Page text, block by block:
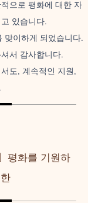
으로 평화에 대한 자
있습니다.
맞이하게 되었습니다.
서 감사합니다.
도, 계속적인 지원,
평화를 기원하